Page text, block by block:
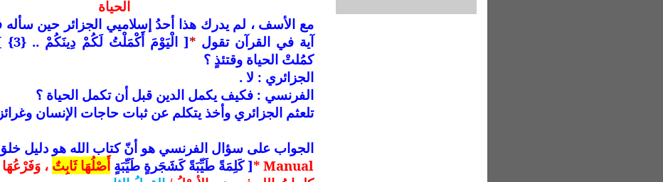
الحياة
مع الأسف ، لم يدرك هذا أحدُ إسلاميي الجزائر حين
آية في القرآن تقول*
[
كمُلتْ الحياة وقتئذٍ ؟
الجزائري : لا .
الفرنسي : فكيف يكمل الدين قبل أن تكمل الحياة ؟
تلعثم الجزائري وأخذ يتكلم عن ثبات حاجات الإنسان
الجواب على سؤال الفرنسي هو أنّ كتاب الله هو دليل
Manual
*[ كَلِمَةً طَيِّبَةً كَشَجَرةٍ طَيِّبَةٍ أَصْلُهَا ثَابِتٌ ،